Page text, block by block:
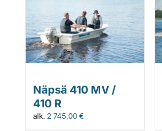
Näpsä 410 MV /
410 R
alk. 2 745,00 €